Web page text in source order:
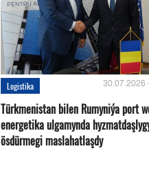
Logistika 30.07.2026
Türkmenistan bilen Rumyniýa port
energetika ulgamynda
ösdürmegi maslahatlaşdy